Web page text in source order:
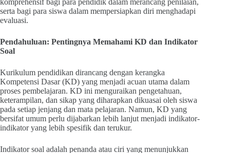
komprehensif bagi para pendidik dalam merancang penilaian,
serta bagi para siswa dalam mempersiapkan diri menghadapi
evaluasi.
Pendahuluan: Pentingnya Memahami KD dan Indikator
Soal
Kurikulum pendidikan dirancang dengan kerangka
Kompetensi Dasar (KD) yang menjadi acuan utama dalam
proses pembelajaran. KD ini menguraikan pengetahuan,
keterampilan, dan sikap yang diharapkan dikuasai oleh siswa
pada setiap jenjang dan mata pelajaran. Namun, KD yang
bersifat umum perlu dijabarkan lebih lanjut menjadi indikator-
indikator yang lebih spesifik dan terukur.
Indikator soal adalah penanda atau ciri yang menunjukkan